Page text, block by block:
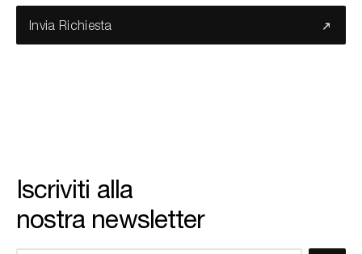
Invia Richiesta
Iscriviti alla
nostra newsletter